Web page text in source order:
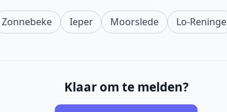
Zonnebeke Ieper Moorslede Lo-Reninge
Klaar om te melden?